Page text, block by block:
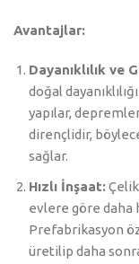
Avantajlar:
Dayanıklılık ve
doğal
yapılar,
dirençlidir,
sağlar.
Hızlı İnşaat:
evlere göre daha
Prefabrikasyon
üretilip daha